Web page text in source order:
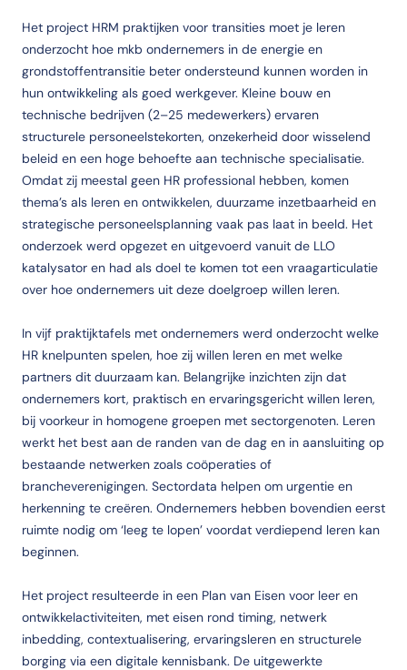
Het project HRM praktijken voor transities moet je leren
onderzocht hoe mkb ondernemers in de energie en
grondstoffentransitie beter ondersteund kunnen worden in
hun ontwikkeling als goed werkgever. Kleine bouw en
technische bedrijven (2–25 medewerkers) ervaren
structurele personeelstekorten, onzekerheid door wisselend
beleid en een hoge behoefte aan technische specialisatie.
Omdat zij meestal geen HR professional hebben, komen
thema’s als leren en ontwikkelen, duurzame inzetbaarheid en
strategische personeelsplanning vaak pas laat in beeld. Het
onderzoek werd opgezet en uitgevoerd vanuit de LLO
katalysator en had als doel te komen tot een vraagarticulatie
over hoe ondernemers uit deze doelgroep willen leren.
In vijf praktijktafels met ondernemers werd onderzocht welke
HR knelpunten spelen, hoe zij willen leren en met welke
partners dit duurzaam kan. Belangrijke inzichten zijn dat
ondernemers kort, praktisch en ervaringsgericht willen leren,
bij voorkeur in homogene groepen met sectorgenoten. Leren
werkt het best aan de randen van de dag en in aansluiting op
bestaande netwerken zoals coöperaties of
brancheverenigingen. Sectordata helpen om urgentie en
herkenning te creëren. Ondernemers hebben bovendien eerst
ruimte nodig om ‘leeg te lopen’ voordat verdiepend leren kan
beginnen.
Het project resulteerde in een Plan van Eisen voor leer en
ontwikkelactiviteiten, met eisen rond timing, netwerk
inbedding, contextualisering, ervaringsleren en structurele
borging via een digitale kennisbank. De uitgewerkte